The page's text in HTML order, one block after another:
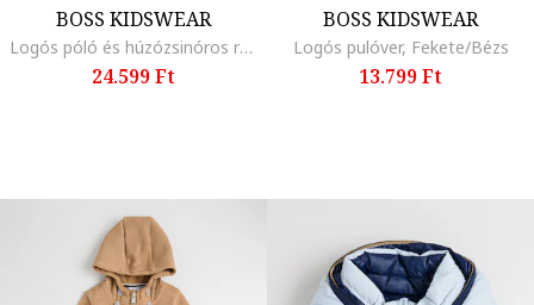
BOSS KIDSWEAR
Logós póló és húzózsinóros rövidnadrág szett, Sötétkék/Halványzöld
24.599 Ft
BOSS KIDSWEAR
Logós pulóver, Fekete/Bézs
13.799 Ft